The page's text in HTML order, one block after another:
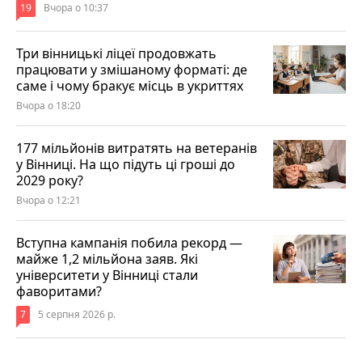
19 Вчора о 10:37
Три вінницькі ліцеї продовжать
працювати у змішаному форматі: де
саме і чому бракує місць в укриттях
Вчора о 18:20
177 мільйонів витратять на ветеранів
у Вінниці. На що підуть ці гроші до
2029 року?
Вчора о 12:21
Вступна кампанія побила рекорд —
майже 1,2 мільйона заяв. Які
університети у Вінниці стали
фаворитами?
7 5 серпня 2026 р.